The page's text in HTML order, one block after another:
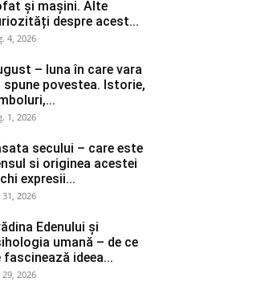
și mașini. Alte
despre acest...
4, 2026
– luna în care vara
spune povestea. Istorie,
1, 2026
secului – care este
si originea acestei
expresii...
2026
Edenului și
umană – de ce
fascinează ideea...
2026